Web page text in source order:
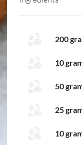
200
10
50
25
10